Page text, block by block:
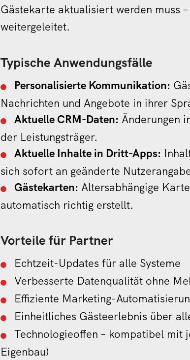
Gästekarte aktualisiert werden muss
weitergeleitet.
Typische Anwendungsfälle
Personalisierte Kommunikation:
Nachrichten und Angebote in ihrer
Aktuelle CRM-Daten: Änderungen
der Leistungsträger.
Aktuelle Inhalte in Dritt-Apps:
sich sofort an geänderte
Gästekarten: Altersabhängige
automatisch richtig erstellt.
Vorteile für Partner
Echtzeit-Updates für alle Systeme
Verbesserte Datenqualität ohne
Effiziente Marketing-
Einheitliches Gästeerlebnis über
Technologieoffen – kompatibel mit
Eigenbau)